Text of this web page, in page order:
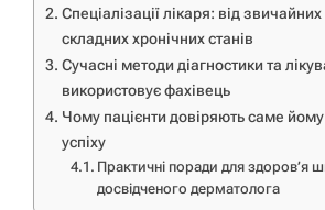
Спеціалізації лікаря: від
складних хронічних станів
Сучасні методи діагностики та
використовує фахівець
Чому пацієнти довіряють саме йому:
успіху
Практичні поради для здоров’я
досвідченого дерматолога